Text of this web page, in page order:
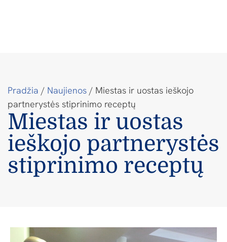
Pradžia / Naujienos / Miestas ir uostas ieškojo
partnerystės stiprinimo receptų
Miestas ir uostas
ieškojo partnerystės
stiprinimo receptų